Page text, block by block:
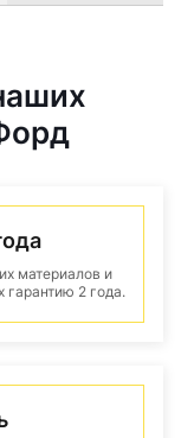
материалов и
гарантию 2 года.